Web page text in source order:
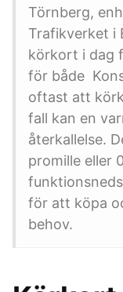
Törnberg,
Trafikverket i
körkort i dag
för både
oftast att
fall kan en
återkallelse.
promille eller
för att köpa
behov.